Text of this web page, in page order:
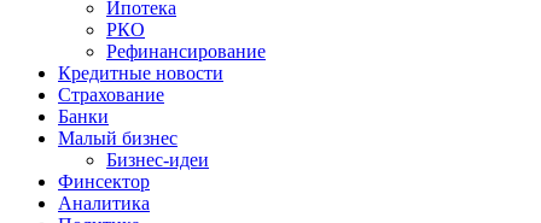
Ипотека
РКО
Рефинансирование
Кредитные новости
Страхование
Банки
Малый бизнес
Бизнес-идеи
Финсектор
Аналитика